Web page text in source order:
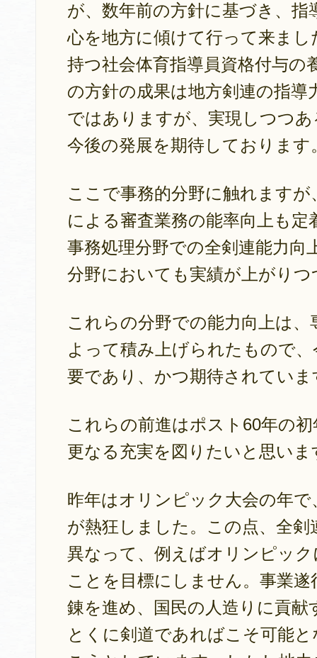
が、数年前の方針に基づき、
心を地方に傾けて行って来ま
持つ社会体育指導員資格付与
の方針の成果は地方剣連の指
ではありますが、実現しつつ
今後の発展を期待しております
ここで事務的分野に触れます
による審査業務の能率向上も
事務処理分野での全剣連能力
分野においても実績が上がり
これらの分野での能力向上は
よって積み上げられたもので
要であり、かつ期待されていま
これらの前進はポスト60年の
更なる充実を図りたいと思いま
昨年はオリンピック大会の年
が熱狂しました。この点、全
異なって、例えばオリンピッ
ことを目標にしません。事業
錬を進め、国民の人造りに貢
とくに剣道であればこそ可能